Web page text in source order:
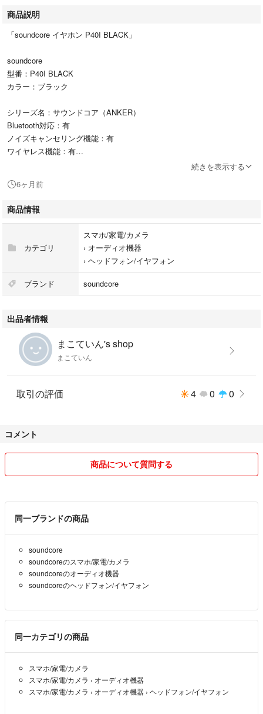
商品説明
「soundcore イヤホン P40I BLACK」
soundcore
型番：P40I BLACK
カラー：ブラック
シリーズ名：サウンドコア（ANKER）
Bluetooth対応：有
ノイズキャンセリング機能：有
ワイヤレス機能：有
マイク：有
折りたたみ機能：対象外
ドライバーサイズ：11.0 mm
発売年月日：2024/04/09
ヘッドホン構造：密閉型HP
#soundcore
#オーディオ機器
#ヘッドフォン/イヤフォン
いらなくなったので、出品します。
にさせていただきます。
続きを表示する
6ヶ月前
商品情報
カテゴリ
スマホ/家電/カメラ
› オーディオ機器
› ヘッドフォン/イヤフォン
ブランド soundcore
出品者情報
まこていん's shop
まこていん
取引の評価 4 0 0
コメント
商品について質問する
同一ブランドの商品
soundcore
soundcoreのスマホ/家電/カメラ
soundcoreのオーディオ機器
soundcoreのヘッドフォン/イヤフォン
同一カテゴリの商品
スマホ/家電/カメラ
スマホ/家電/カメラ › オーディオ機器
スマホ/家電/カメラ › オーディオ機器 › ヘッドフォン/イヤフォン